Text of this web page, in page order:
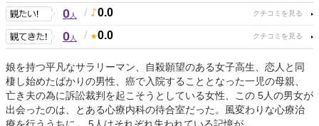
0人 / 0.0
0人 / 0.0
娘を持つ平凡なサラリーマン、自殺願望のある女子高生、恋人と同
棲し始めたばかりの男性、癌で入院することとなった一児の母親、
亡き夫の為に訴訟裁判を起こそうとしている女性、この 5人の男女が
出会ったのは、とある心療内科の待合室だった。風変わりな心療治